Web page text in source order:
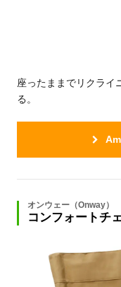
座ったままでリクライ
る。
オンウェー（Onway）
コンフォートチ